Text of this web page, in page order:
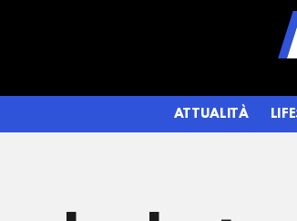
ATTUALITÀ